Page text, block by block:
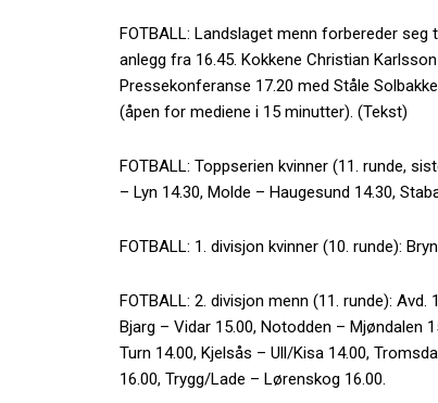
FOTBALL: Landslaget menn forbereder
anlegg fra 16.45. Kokkene Christian
Pressekonferanse 17.20 med Ståle
(åpen for mediene i 15 minutter). (Tekst)
FOTBALL: Toppserien kvinner (11. runde,
– Lyn 14.30, Molde – Haugesund 14.30,
FOTBALL: 1. divisjon kvinner (10. runde):
FOTBALL: 2. divisjon menn (11. runde):
Bjarg – Vidar 15.00, Notodden – Mjøndalen
Turn 14.00, Kjelsås – Ull/Kisa 14.00,
16.00, Trygg/Lade – Lørenskog 16.00.